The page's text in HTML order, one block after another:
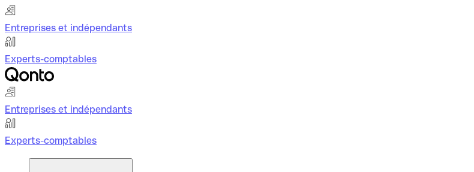
Entreprises et indépendants
Experts-comptables
Entreprises et indépendants
Experts-comptables